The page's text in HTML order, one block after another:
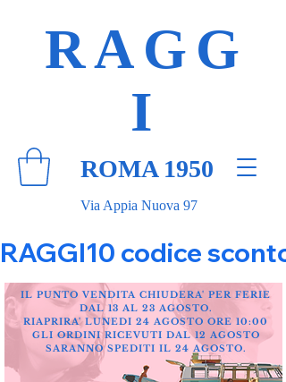
Via Appia Nuova 97
RAGG
I
ROMA 1950
RAGGI10 codice
IL PUNTO VENDITA CHIUDERA' PER FERIE
DAL 13 AL 23 AGOSTO.
RIAPRIRA' LUNEDI 24 AGOSTO ORE 10:00
GLI ORDINI RICEVUTI DAL 12 AGOSTO
SARANNO SPEDITI IL 24 AGOSTO.